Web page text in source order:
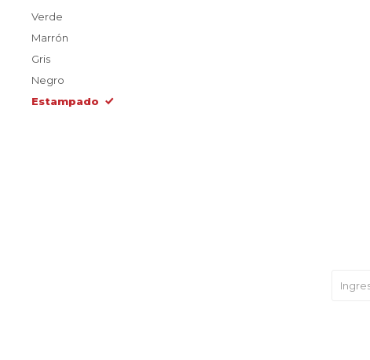
Verde
Marrón
Gris
Negro
Estampado